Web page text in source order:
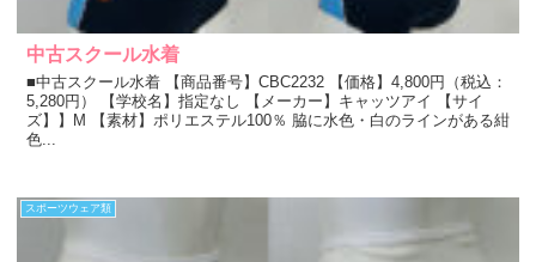
中古スクール水着
■中古スクール水着 【商品番号】CBC2232 【価格】4,800円（税込：
5,280円） 【学校名】指定なし 【メーカー】キャッツアイ 【サイ
ズ】】M 【素材】ポリエステル100％ 脇に水色・白のラインがある紺
色...
スポーツウェア類